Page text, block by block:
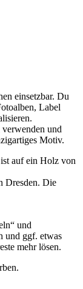
einsetzbar. Du
Label
und
Motiv.
auf ein Holz von
Dresden. Die
und
und ggf. etwas
mehr lösen.